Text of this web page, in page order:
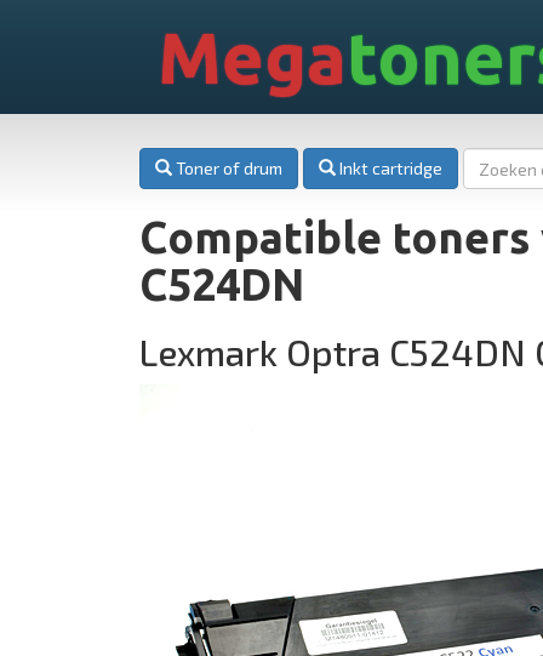
Mega
Toner of drum Inkt cartridge
Compatible
C524DN
Lexmark Optra C524DN